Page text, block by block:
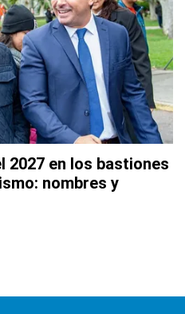
2027 en los bastiones
nombres y